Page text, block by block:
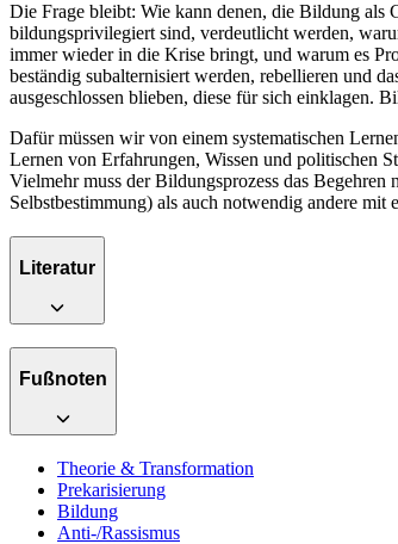
Die Frage bleibt: Wie kann denen, die Bildung als
bildungsprivilegiert sind, verdeutlicht werden,
immer wieder in die Krise bringt, und warum es
beständig subalternisiert werden, rebellieren und
ausgeschlossen blieben, diese für sich einklagen.
Dafür müssen wir von einem systematischen
Lernen von Erfahrungen, Wissen und politischen
Vielmehr muss der Bildungsprozess das
Selbstbestimmung) als auch notwendig andere
Literatur
Fußnoten
Theorie & Transformation
Prekarisierung
Bildung
Anti-/Rassismus